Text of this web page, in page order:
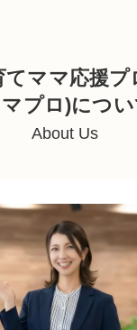
ママ応援プ
プロ)につい
About Us